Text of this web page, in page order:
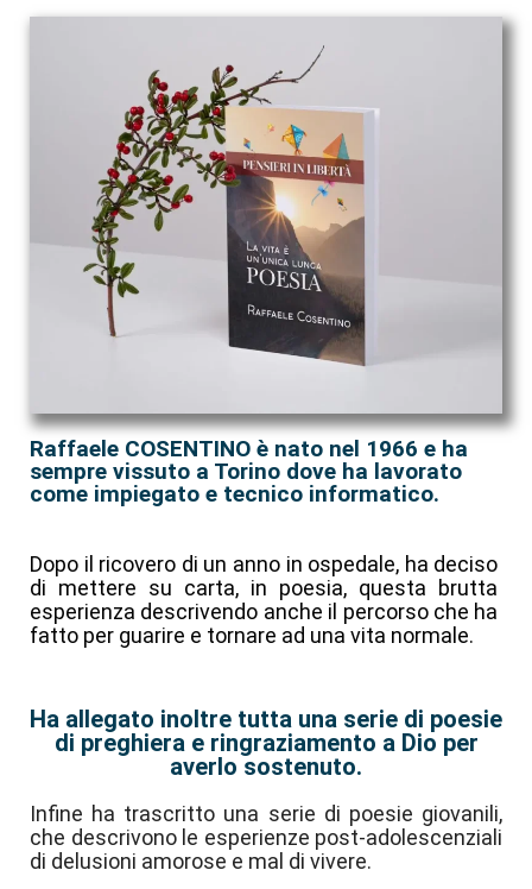
Raffaele COSENTINO è nato nel 1966 e ha
sempre vissuto a Torino dove ha lavorato
come impiegato e tecnico informatico.
Dopo il ricovero di un anno in ospedale, ha deciso
di mettere su carta, in poesia, questa brutta
esperienza descrivendo anche il percorso che ha
fatto per guarire e tornare ad una vita normale.
Ha allegato inoltre tutta una serie di poesie
di preghiera e ringraziamento a Dio per
averlo sostenuto.
Infine ha trascritto una serie di poesie giovanili,
che descrivono le esperienze post-adolescenziali
di delusioni amorose e mal di vivere.